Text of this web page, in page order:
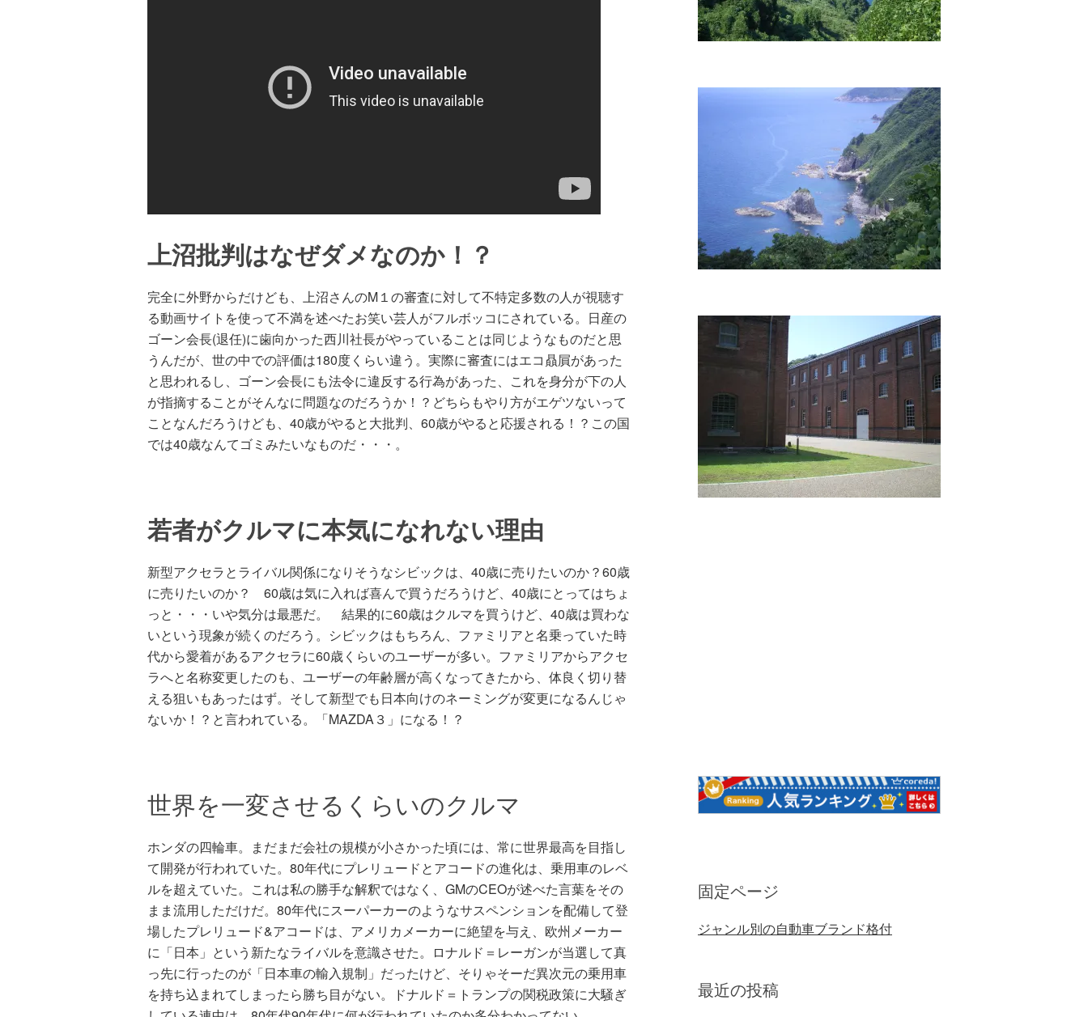
上沼批判はなぜダメなのか！？
完全に外野からだけども、上沼さんのM１の審査に対して不特定多数の人が視聴す
る動画サイトを使って不満を述べたお笑い芸人がフルボッコにされている。日産の
ゴーン会長(退任)に歯向かった西川社長がやっていることは同じようなものだと思
うんだが、世の中での評価は180度くらい違う。実際に審査にはエコ贔屓があった
と思われるし、ゴーン会長にも法令に違反する行為があった、これを身分が下の人
が指摘することがそんなに問題なのだろうか！？どちらもやり方がエゲツないって
ことなんだろうけども、40歳がやると大批判、60歳がやると応援される！？この国
では40歳なんてゴミみたいなものだ・・・。
若者がクルマに本気になれない理由
新型アクセラとライバル関係になりそうなシビックは、40歳に売りたいのか？60歳
に売りたいのか？ 60歳は気に入れば喜んで買うだろうけど、40歳にとってはちょ
っと・・・いや気分は最悪だ。 結果的に60歳はクルマを買うけど、40歳は買わな
いという現象が続くのだろう。シビックはもちろん、ファミリアと名乗っていた時
代から愛着があるアクセラに60歳くらいのユーザーが多い。ファミリアからアクセ
ラへと名称変更したのも、ユーザーの年齢層が高くなってきたから、体良く切り替
える狙いもあったはず。そして新型でも日本向けのネーミングが変更になるんじゃ
ないか！？と言われている。「MAZDA３」になる！？
世界を一変させるくらいのクルマ
ホンダの四輪車。まだまだ会社の規模が小さかった頃には、常に世界最高を目指し
て開発が行われていた。80年代にプレリュードとアコードの進化は、乗用車のレベ
ルを超えていた。これは私の勝手な解釈ではなく、GMのCEOが述べた言葉をその
まま流用しただけだ。80年代にスーパーカーのようなサスペンションを配備して登
場したプレリュード&アコードは、アメリカメーカーに絶望を与え、欧州メーカー
に「日本」という新たなライバルを意識させた。ロナルド＝レーガンが当選して真
っ先に行ったのが「日本車の輸入規制」だったけど、そりゃそーだ異次元の乗用車
を持ち込まれてしまったら勝ち目がない。ドナルド＝トランプの関税政策に大騒ぎ
固定ページ
ジャンル別の自動車ブランド格付
最近の投稿